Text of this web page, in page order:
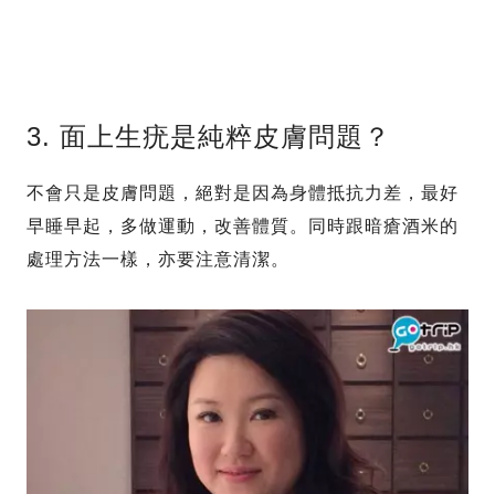
3. 面上生疣是純粹皮膚問題？
不會只是皮膚問題，絕對是因為身體抵抗力差，最好
早睡早起，多做運動，改善體質。同時跟暗瘡酒米的
處理方法一樣，亦要注意清潔。